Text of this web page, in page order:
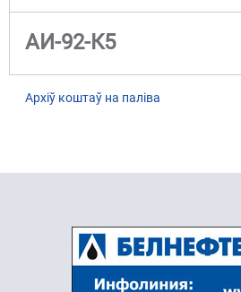
АИ-92-К5
Архіў коштаў на паліва